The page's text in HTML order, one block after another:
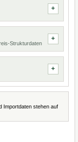
Strukturdaten
Importdaten stehen auf